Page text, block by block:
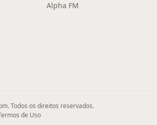
Alpha FM
Todos os direitos reservados.
de Uso